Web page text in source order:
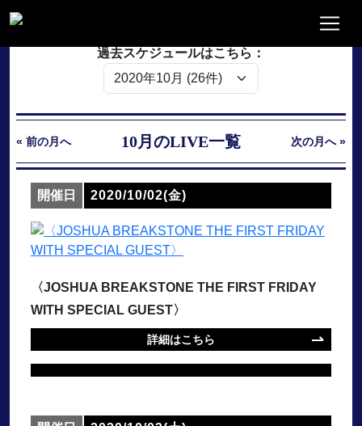
過去スケジュールはこちら：
« 前の月へ 次の月へ »
10月のLIVE一覧
開催日 2020/10/02(金)
〈JOSHUA BREAKSTONE THE FIRST FRIDAY
WITH SPECIAL GUEST〉
詳細はこちら